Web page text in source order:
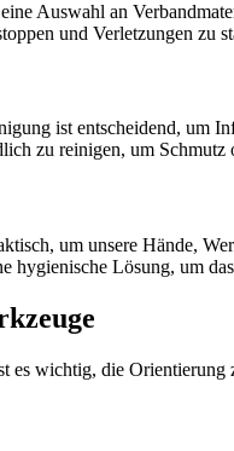
Auswahl an
und Verletzungen zu
ist entscheidend, um
zu reinigen, um
um unsere Hände,
hygienische Lösung, um
es wichtig, die Orientierung